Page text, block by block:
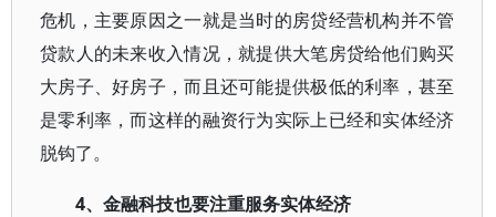
危机，主要原因之一就是当时的房贷经营机构并不管
贷款人的未来收入情况，就提供大笔房贷给他们购买
大房子、好房子，而且还可能提供极低的利率，甚至
是零利率，而这样的融资行为实际上已经和实体经济
脱钩了。
4、金融科技也要注重服务实体经济